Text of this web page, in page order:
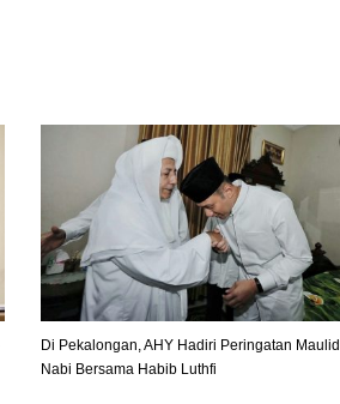
Di Pekalongan, AHY Hadiri Peringatan Maulid
Nabi Bersama Habib Luthfi